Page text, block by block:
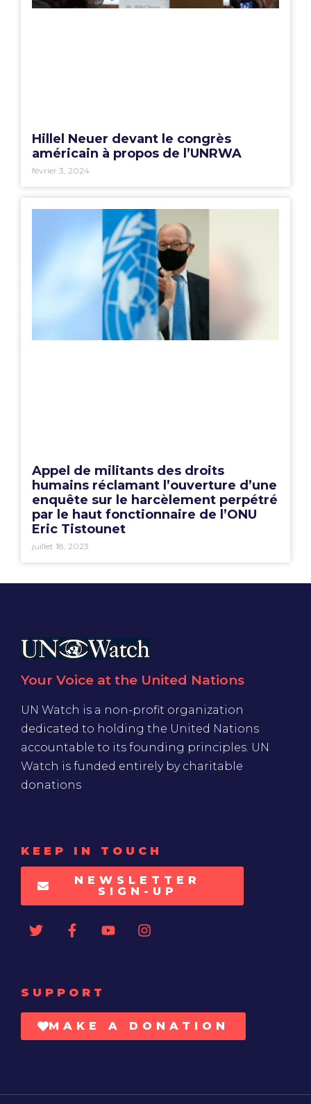
Hillel Neuer devant le congrès
américain à propos de l’UNRWA
février 3, 2024
Appel de militants des droits
humains réclamant l’ouverture d’une
enquête sur le harcèlement perpétré
par le haut fonctionnaire de l’ONU
Eric Tistounet
juillet 18, 2023
Your Voice at the United Nations
UN Watch is a non-profit organization
dedicated to holding the United Nations
accountable to its founding principles. UN
Watch is funded entirely by charitable
donations
KEEP IN TOUCH
NEWSLETTER
SIGN-UP
SUPPORT
MAKE A DONATION